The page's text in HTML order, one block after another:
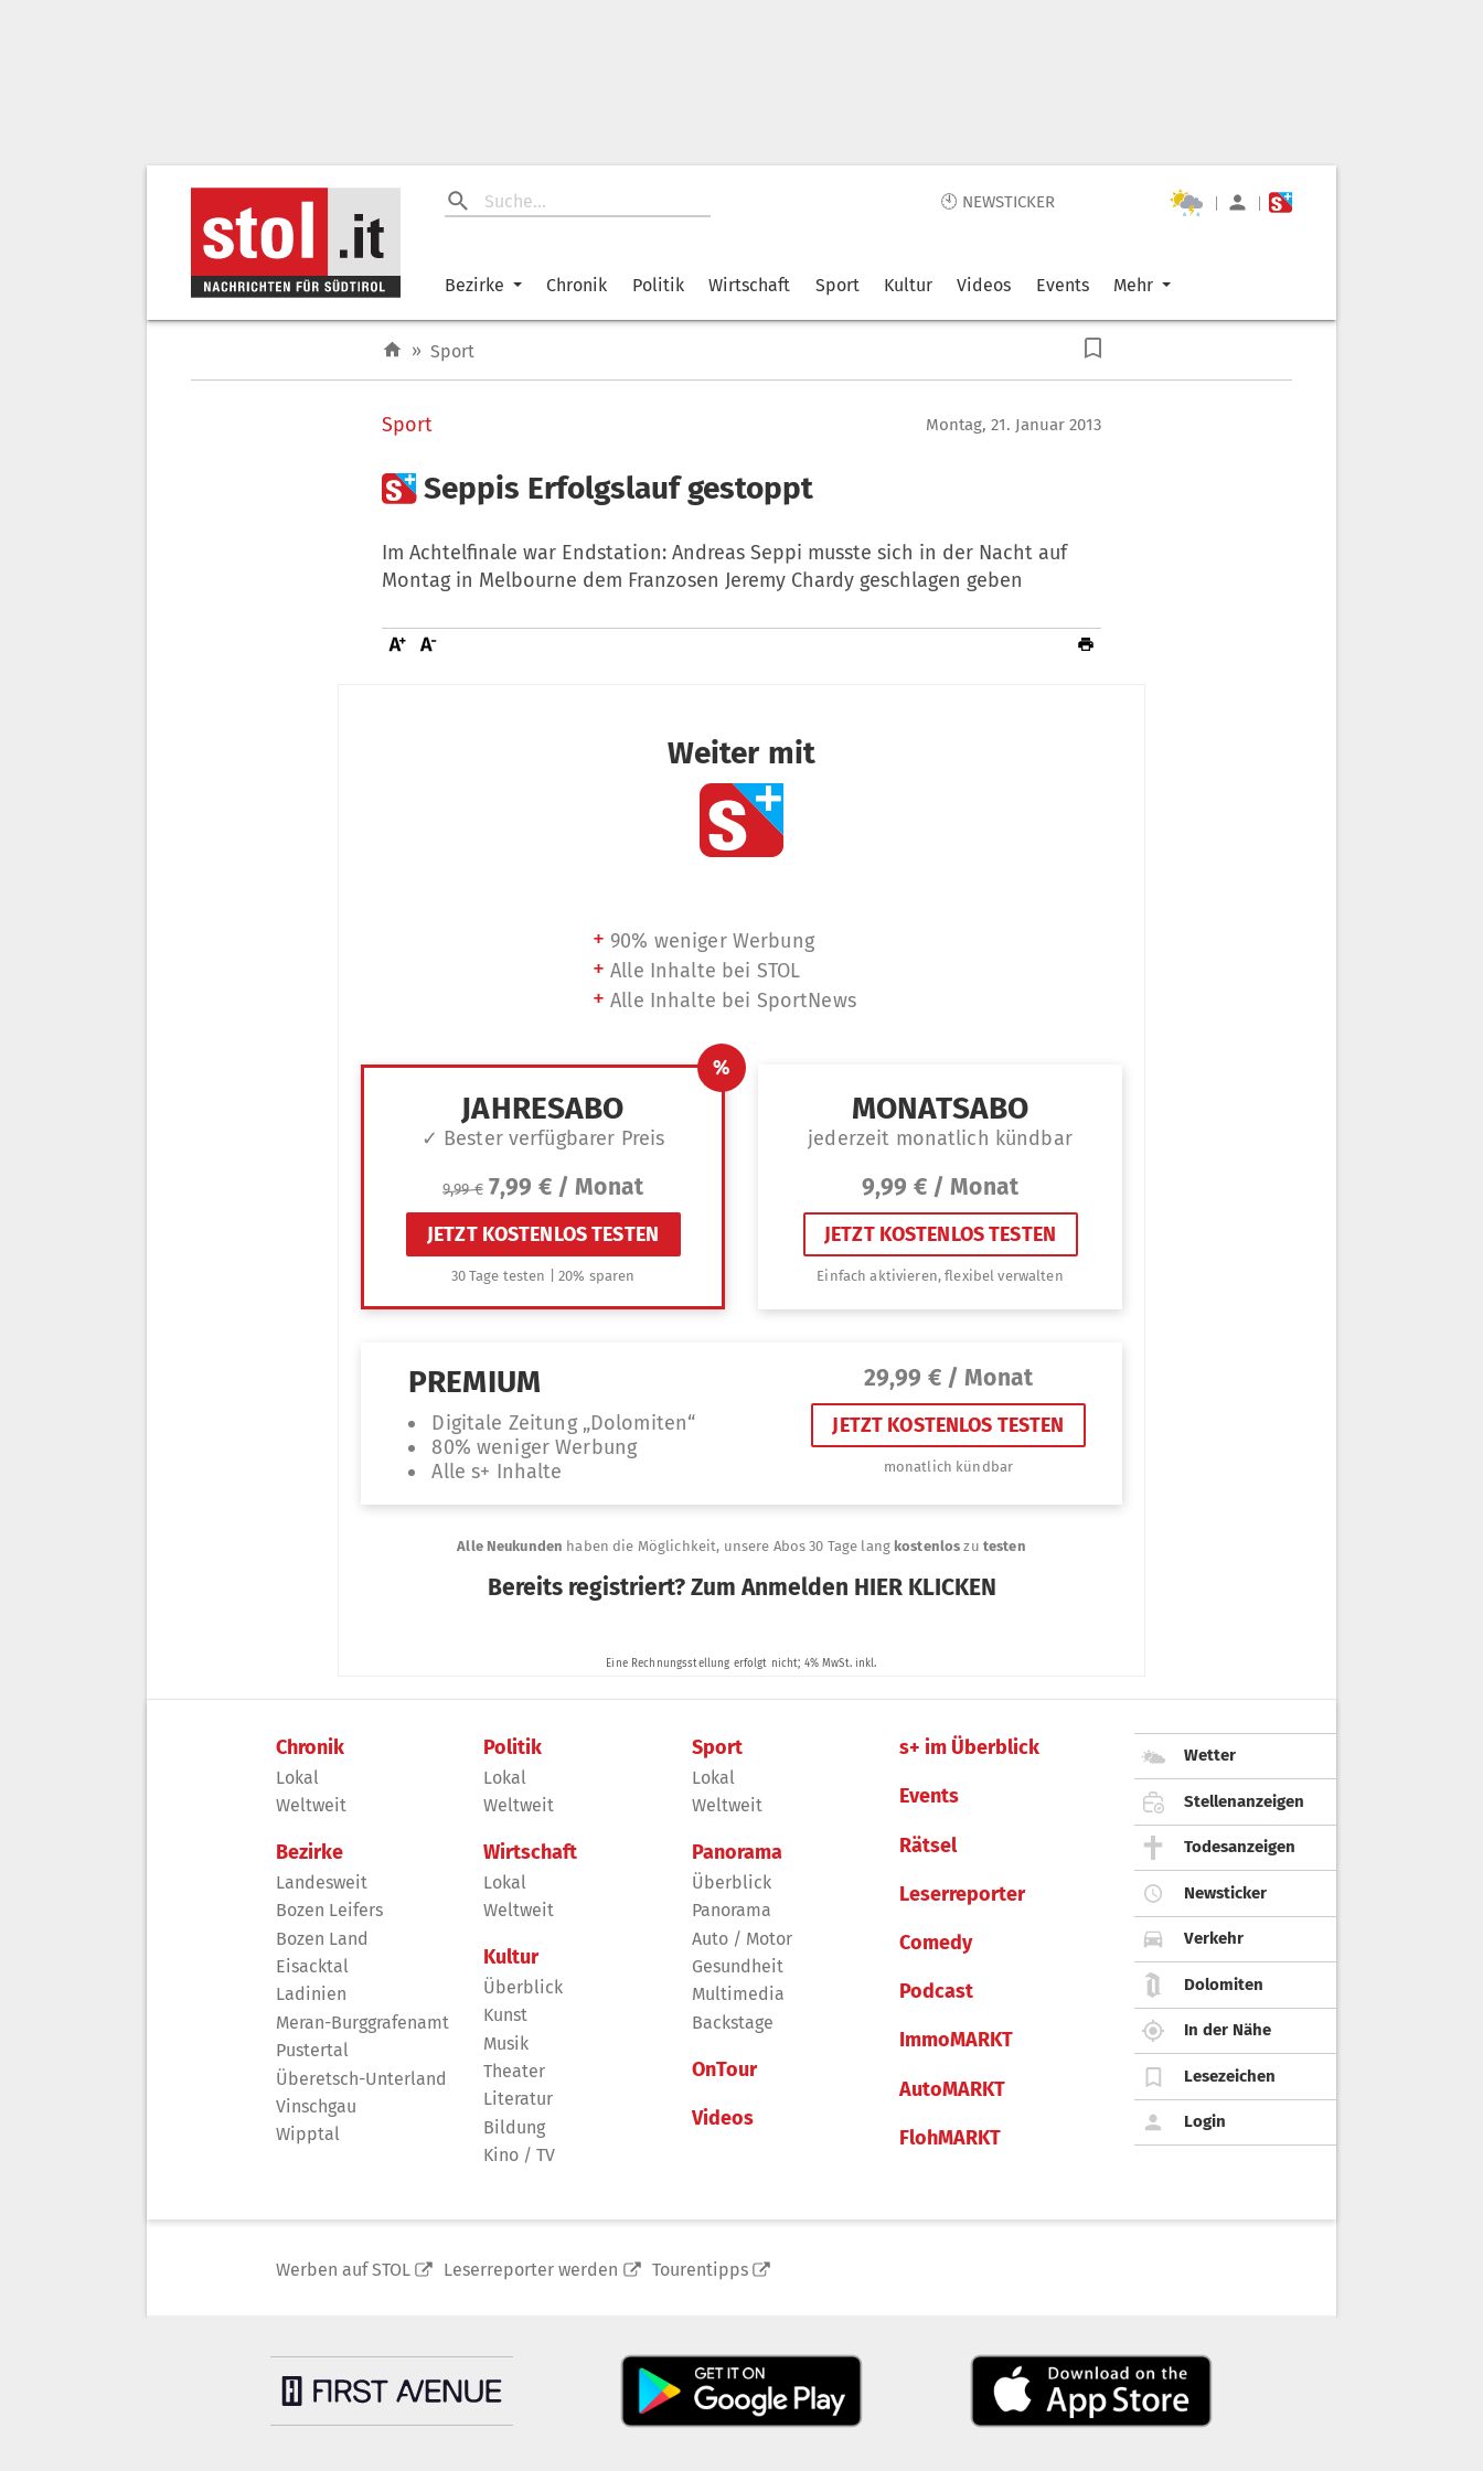
🕙 NEWSTICKER | |
Bezirke Chronik Politik Wirtschaft Sport Kultur Videos Events Mehr
» Sport
Sport Montag, 21. Januar 2013
Seppis Erfolgslauf gestoppt
Im Achtelfinale war Endstation: Andreas Seppi musste sich in der Nacht auf
Montag in Melbourne dem Franzosen Jeremy Chardy geschlagen geben
Chronik
Lokal
Weltweit
Bezirke
Landesweit
Bozen Leifers
Bozen Land
Eisacktal
Ladinien
Meran-Burggrafenamt
Pustertal
Überetsch-Unterland
Vinschgau
Wipptal
Politik
Lokal
Weltweit
Wirtschaft
Lokal
Weltweit
Kultur
Überblick
Kunst
Musik
Theater
Literatur
Bildung
Kino / TV
Sport
Lokal
Weltweit
Panorama
Überblick
Panorama
Auto / Motor
Gesundheit
Multimedia
Backstage
OnTour
Videos
s+ im Überblick
Events
Rätsel
Leserreporter
Comedy
Podcast
ImmoMARKT
AutoMARKT
FlohMARKT
Wetter
Stellenanzeigen
Todesanzeigen
Newsticker
Verkehr
Dolomiten
In der Nähe
Lesezeichen
Login
Werben auf STOL Leserreporter werden Tourentipps